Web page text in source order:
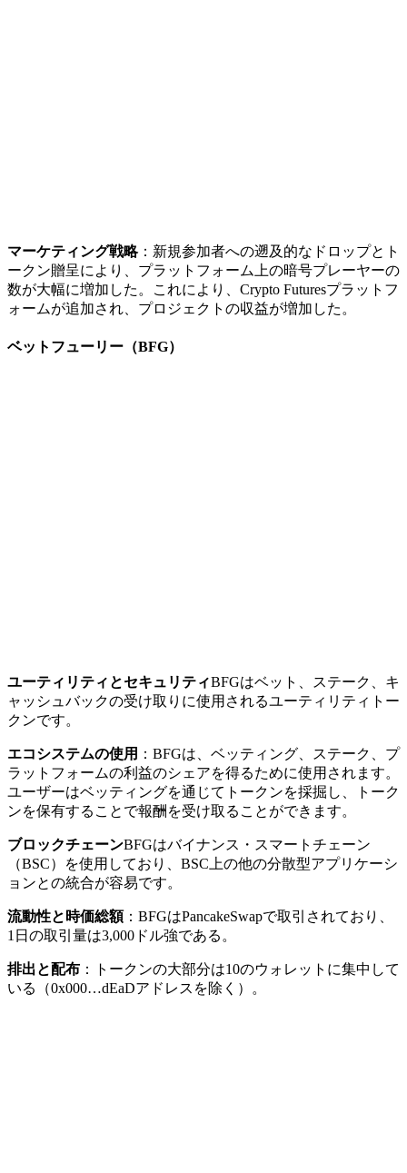
マーケティング戦略：新規参加者への遡及的なドロップとト
ークン贈呈により、プラットフォーム上の暗号プレーヤーの
数が大幅に増加した。これにより、Crypto Futuresプラットフ
ォームが追加され、プロジェクトの収益が増加した。
ベットフューリー（BFG）
ユーティリティとセキュリティBFGはベット、ステーク、キ
ャッシュバックの受け取りに使用されるユーティリティトー
クンです。
エコシステムの使用 ：BFGは、ベッティング、ステーク、プ
ラットフォームの利益のシェアを得るために使用されます。
ユーザーはベッティングを通じてトークンを採掘し、トーク
ンを保有することで報酬を受け取ることができます。
ブロックチェーンBFGはバイナンス・スマートチェーン
（BSC）を使用しており、BSC上の他の分散型アプリケーシ
ョンとの統合が容易です。
流動性と時価総額：BFGはPancakeSwapで取引されており、
1日の取引量は3,000ドル強である。
排出と配布 ：トークンの大部分は10のウォレットに集中して
いる（0x000…dEaDアドレスを除く）。